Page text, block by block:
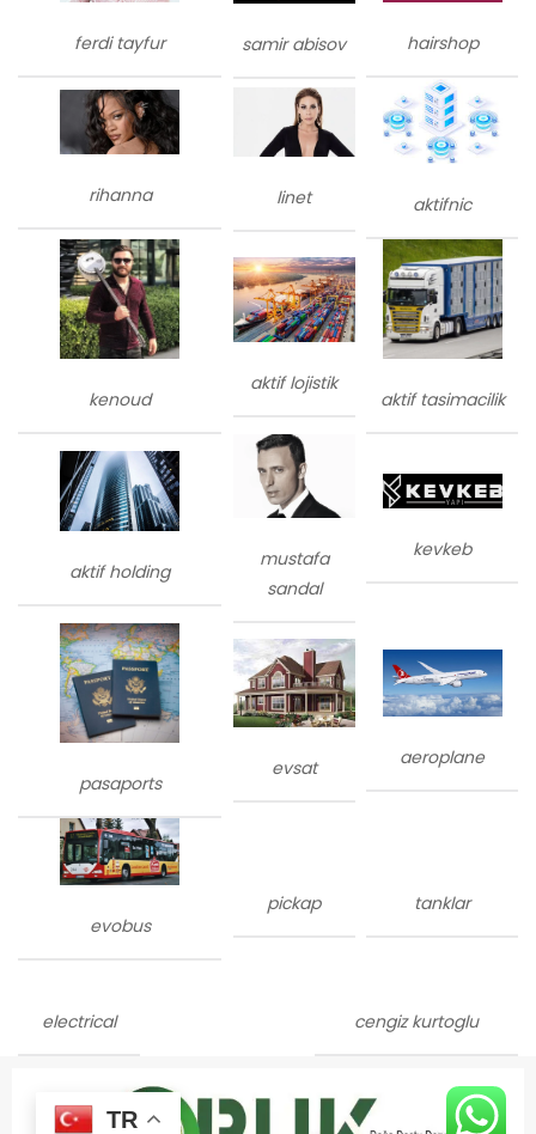
ferdi tayfur samir abisov hairshop
rihanna linet aktifnic
kenoud
aktif lojistik
aktif tasimacilik
aktif holding
mustafa
sandal
kevkeb
pasaports
evsat aeroplane
evobus
pickap tanklar
electrical cengiz kurtoglu